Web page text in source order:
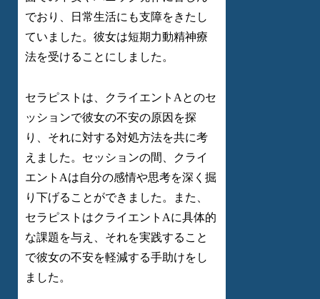
でおり、日常生活にも支障をきたし
ていました。彼女は短期力動精神療
法を受けることにしました。
セラピストは、クライエントAとのセ
ッションで彼女の不安の原因を探
り、それに対する対処方法を共に考
えました。セッションの間、クライ
エントAは自分の感情や思考を深く掘
り下げることができました。また、
セラピストはクライエントAに具体的
な課題を与え、それを実践すること
で彼女の不安を軽減する手助けをし
ました。